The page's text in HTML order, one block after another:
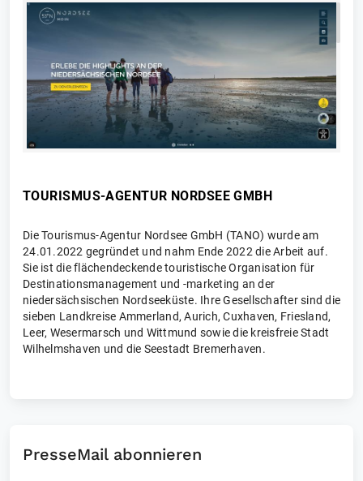
TOURISMUS-AGENTUR NORDSEE GMBH
Die Tourismus-Agentur Nordsee GmbH (TANO) wurde am
24.01.2022 gegründet und nahm Ende 2022 die Arbeit auf.
Sie ist die flächendeckende touristische Organisation für
Destinationsmanagement und -marketing an der
niedersächsischen Nordseeküste. Ihre Gesellschafter sind die
sieben Landkreise Ammerland, Aurich, Cuxhaven, Friesland,
Leer, Wesermarsch und Wittmund sowie die kreisfreie Stadt
Wilhelmshaven und die Seestadt Bremerhaven.
PresseMail abonnieren